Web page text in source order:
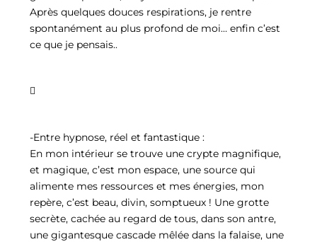
Après quelques douces respirations, je rentre
spontanément au plus profond de moi… enfin c’est
ce que je pensais..

-Entre hypnose, réel et fantastique :
En mon intérieur se trouve une crypte magnifique,
et magique, c’est mon espace, une source qui
alimente mes ressources et mes énergies, mon
repère, c’est beau, divin, somptueux ! Une grotte
secrète, cachée au regard de tous, dans son antre,
une gigantesque cascade mêlée dans la falaise, une